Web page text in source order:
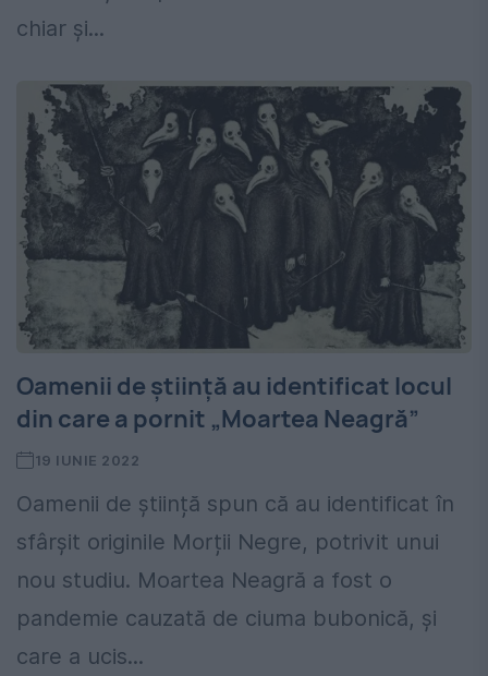
chiar și...
Oamenii de știință au identificat locul
din care a pornit „Moartea Neagră”
19 IUNIE 2022
Oamenii de știință spun că au identificat în
sfârșit originile Morții Negre, potrivit unui
nou studiu. Moartea Neagră a fost o
pandemie cauzată de ciuma bubonică, și
care a ucis...